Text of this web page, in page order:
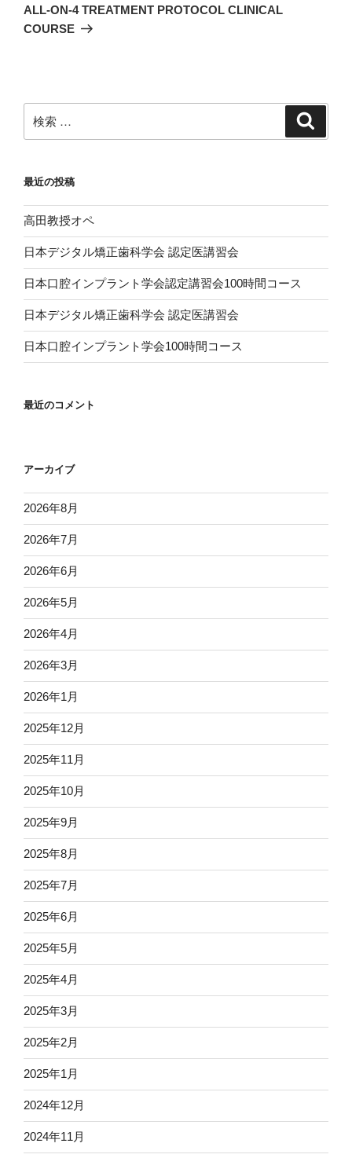
ゲ
ー
の
投
ALL-ON-4 TREATMENT PROTOCOL CLINICAL
COURSE
索:
最近の投稿
高田教授オペ
日本デジタル矯正歯科学会 認定医講習会
日本口腔インプラント学会認定講習会100時間コース
日本デジタル矯正歯科学会 認定医講習会
日本口腔インプラント学会100時間コース
最近のコメント
アーカイブ
2026年8月
2026年7月
2026年6月
2026年5月
2026年4月
2026年3月
2026年1月
2025年12月
2025年11月
2025年10月
2025年9月
2025年8月
2025年7月
2025年6月
2025年5月
2025年4月
2025年3月
2025年2月
2025年1月
2024年12月
2024年11月